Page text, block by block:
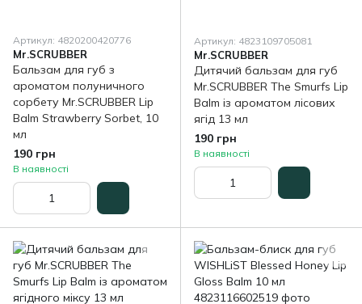
Артикул: 4820200420776
Mr.SCRUBBER
Бальзам для губ з
ароматом полуничного
сорбету Mr.SCRUBBER Lip
Balm Strawberry Sorbet, 10
мл
190 грн
В наявності
Артикул: 4823109705081
Mr.SCRUBBER
Дитячий бальзам для губ
Mr.SCRUBBER The Smurfs Lip
Balm із ароматом лісових
ягід 13 мл
190 грн
В наявності